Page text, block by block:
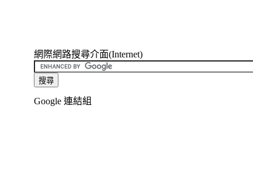
網際網路搜尋介面(Internet)
Google 連結組